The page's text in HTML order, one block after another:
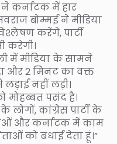
कर्नाटक में हार
बोम्मई ने मीडिया
करेंगे, पार्टी
करेगी।
में मीडिया के सामने
और 2 मिनट का वक्त
नहीं लड़ी।
मोहब्बत पसंद है।
लोगों, कांग्रेस पार्टी के
और कर्नाटक में काम
को बधाई देता हूं।”